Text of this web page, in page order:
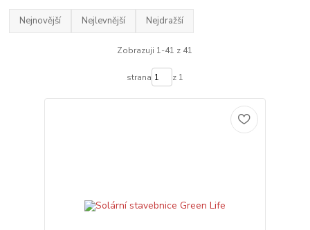
Nejnovější Nejlevnější Nejdražší
Zobrazuji 1-41 z 41
strana z 1